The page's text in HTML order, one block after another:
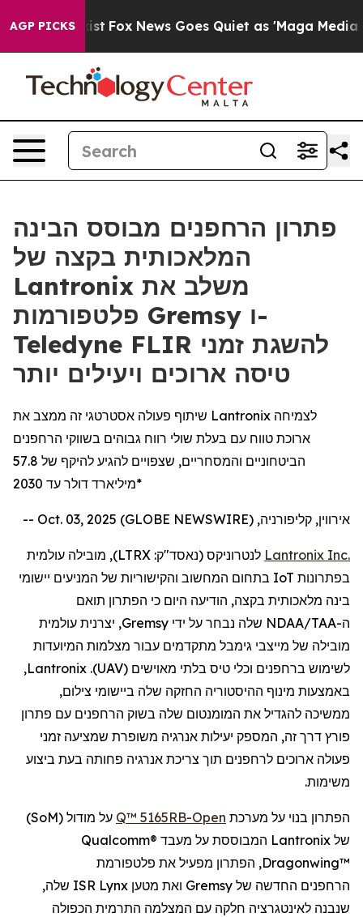
AGP PICKS
Exist Fox News Goes Quiet as 'Maga Media
פתרון הרחפנים מבוסס הבינה
המלאכותית בקצה של
Lantronix משלב את
פלטפורמות Gremsy ו-
Teledyne FLIR להשגת זמני
טיסה ארוכים ויעילים יותר
שיתוף פעולה אסטרטגי זה ממצב את Lantronix לצמיחה
ארוכת טווח עם בעלת שולי רווח גבוהים בשווקי הרחפנים
הביטחוניים והמסחריים, שצפויים להגיע להיקף של 57.8
מיליארד דולר עד 2030*
אירווין, קליפורניה, Oct. 03, 2025 (GLOBE NEWSWIRE) --
Lantronix Inc. לנטרוניקס (נאסד"ק: LTRX), מובילה עולמית
בפתרונות IoT בתחום המחשוב והקישוריות של המניעים יישומי
בינה מלאכותית בקצה, הודיעה היום כי הפתרון תואם
ה-
NDAA/TAA שלה נבחר על ידי Gremsy, יצרנית עולמית
מובילה של מייצבי גימבל מתקדמים עבור מצלמות המיועדות
לשימוש ברחפנים וכלי טיס בלתי מאוישים (UAV
).
Lantronix
,
באמצעות מינוף ההיסטוריה החזקה שלה ביישומי צילום,
ממשיכה להגדיל את המומנטום שלה בשוק הרחפנים עם פתרון
פורץ דרך זה, המספק יעילות אנרגיה משופרת שמציעה זמני
פעולה ארוכים לרחפנים תוך צריכת אנרגיה פחותה בעת ביצוע
משימות.
הפתרון בנוי על מערכת Open
-Q™ 5165RB על מודול (SoM
)
של Lantronix המבוססת על מעבד Qualcomm®
Dragonwing™, הפתרון מפעיל את פלטפורמת
הרחפנים החדשה של Gremsy ואת מטען Lynx
ISR שלה,
שנבנה לאינטגרציה חלקה עם המצלמה התרמית הכפולה